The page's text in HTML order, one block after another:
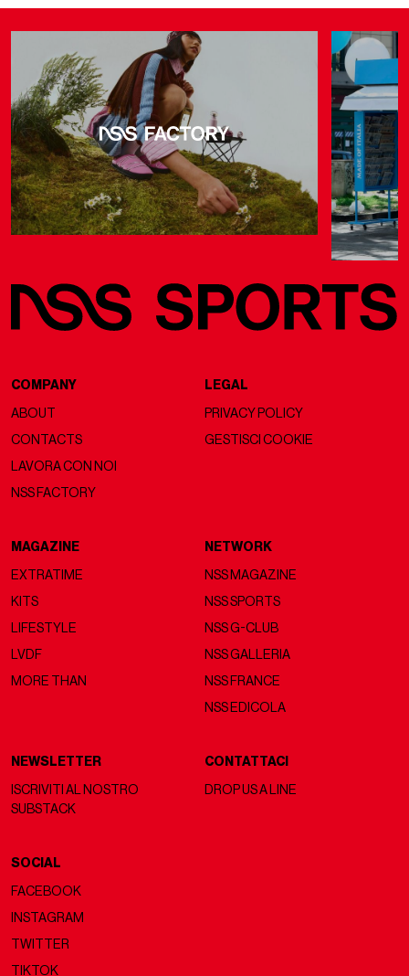
COMPANY
ABOUT
CONTACTS
LAVORA CON NOI
NSS FACTORY
LEGAL
PRIVACY POLICY
GESTISCI COOKIE
MAGAZINE
EXTRATIME
KITS
LIFESTYLE
LVDF
MORE THAN
NETWORK
NSS MAGAZINE
NSS SPORTS
NSS G-CLUB
NSS GALLERIA
NSS FRANCE
NSS EDICOLA
NEWSLETTER
ISCRIVITI AL NOSTRO
SUBSTACK
CONTATTACI
DROP US A LINE
SOCIAL
FACEBOOK
INSTAGRAM
TWITTER
TIKTOK